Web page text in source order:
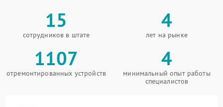
15
сотрудников в штате
4
лет на рынке
1107
отремонтированных устройств
4
минимальный опыт работы
специалистов